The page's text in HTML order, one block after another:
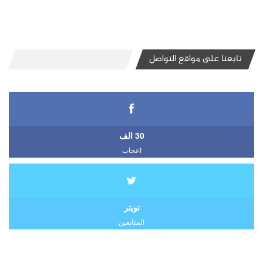
تابعنا على مواقع التواصل
30 الف
اعجاب
تويتر
المتابعين